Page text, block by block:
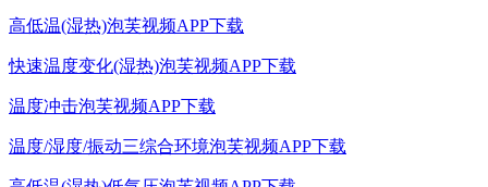
高低温(湿热)泡芙视频APP下载
快速温度变化(湿热)泡芙视频APP下载
温度冲击泡芙视频APP下载
温度/湿度/振动三综合环境泡芙视频APP下载